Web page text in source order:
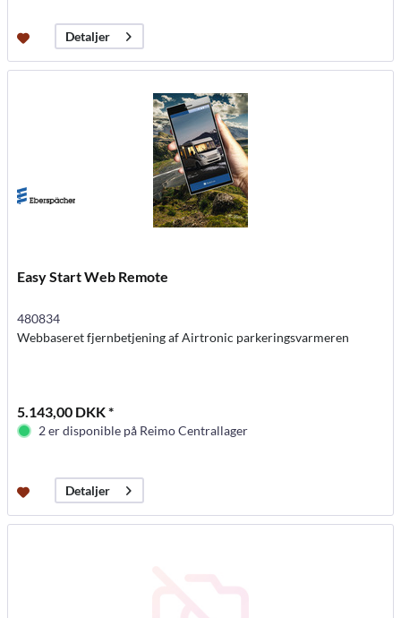
Detaljer
Easy Start Web Remote
480834
Webbaseret fjernbetjening af Airtronic parkeringsvarmeren
5.143,00 DKK *
2 er disponible på Reimo Centrallager
Detaljer